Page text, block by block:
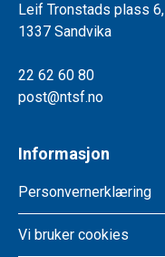
Leif Tronstads plass 6,
1337 Sandvika
22 62 60 80
post@ntsf.no
Informasjon
Personvernerklæring
Vi bruker cookies